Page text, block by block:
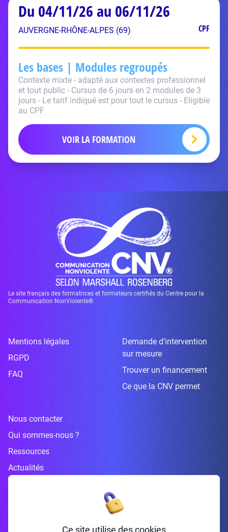
Du 04/11/26 au 06/11/26
AUVERGNE-RHÔNE-ALPES (69) CPF
Les bases | Modules regroupés
Contexte mixte - adapté aux contextes professionnel
et tout public - Cursus de 6 jours en 2 modules de 3
jours - Le tarif indiqué est pour tout le cursus - Eligible
au CPF
VOIR LA FORMATION
Le site français des formatrices et formateurs certifiés du Centre pour la
Communication NonViolente®
Mentions légales
RGPD
FAQ
Demande d’intervention
sur mesure
Trouver un financement
Ce que la CNV permet
Nous contacter
Qui sommes-nous ?
Ressources
Actualités
Inscrivez-vous à la newsletter
Ce site utilise des cookies